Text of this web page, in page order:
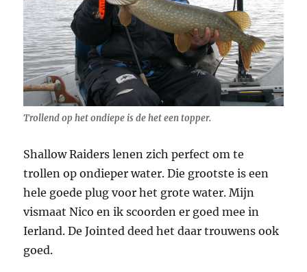
Trollend op het ondiepe is de het een topper.
Shallow Raiders lenen zich perfect om te
trollen op ondieper water. Die grootste is een
hele goede plug voor het grote water. Mijn
vismaat Nico en ik scoorden er goed mee in
Ierland. De Jointed deed het daar trouwens ook
goed.